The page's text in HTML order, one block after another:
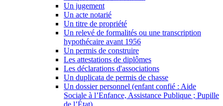
Un jugement
Un acte notarié
Un titre de propriété
Un relevé de formalités ou une transcription
hypothécaire avant 1956
Un permis de construire
Les attestations de diplômes
Les déclarations d'associations
Un duplicata de permis de chasse
Un dossier personnel (enfant confié : Aide
Sociale à l’Enfance, Assistance Publique ; Pupille
de l’État)